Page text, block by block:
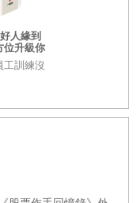
款業餘創作。那些
了賺錢」，也無
。每一個疆域遼闊
來就是老大哥。老實
一度為了增加遊戲
些遊戲已經超過了
人緣到
位升級你
工訓練沒